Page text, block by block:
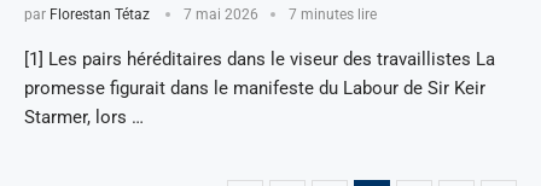
par Florestan Tétaz 7 mai 2026 7 minutes lire
[1] Les pairs héréditaires dans le viseur des travaillistes La
promesse figurait dans le manifeste du Labour de Sir Keir
Starmer, lors …